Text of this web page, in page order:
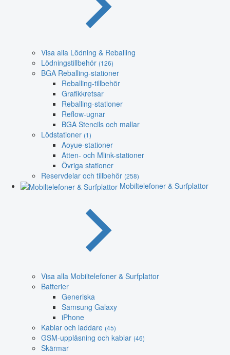
Visa alla Lödning & Reballing
Lödningstillbehör (126)
BGA Reballing-stationer
Reballing-tillbehör
Grafikkretsar
Reballing-stationer
Reflow-ugnar
BGA Stencils och mallar
Lödstationer (1)
Aoyue-stationer
Atten- och Mlink-stationer
Övriga stationer
Reservdelar och tillbehör (258)
Mobiltelefoner & Surfplattor
Visa alla Mobiltelefoner & Surfplattor
Batterier
Generiska
Samsung Galaxy
iPhone
Kablar och laddare (45)
GSM-upplåsning och kablar (46)
Skärmar